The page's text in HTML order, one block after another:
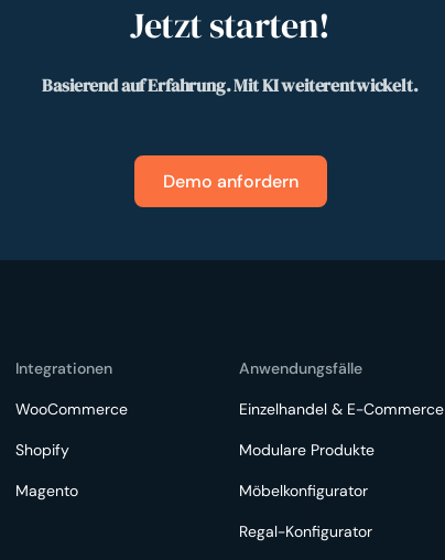
Jetzt starten!
Basierend auf Erfahrung. Mit KI weiterentwickelt.
Demo anfordern
Integrationen
WooCommerce
Shopify
Magento
Anwendungsfälle
Einzelhandel & E-Commerce
Modulare Produkte
Möbelkonfigurator
Regal-Konfigurator